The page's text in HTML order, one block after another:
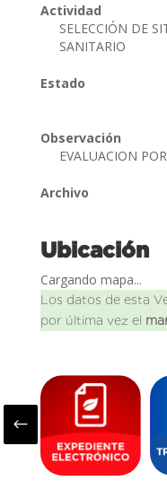
Actividad
SELECCIÓN DE
SANITARIO
Estado
Observación
EVALUACION
Archivo
Ubicación
Cargando mapa...
Los datos de esta
por última vez el
#